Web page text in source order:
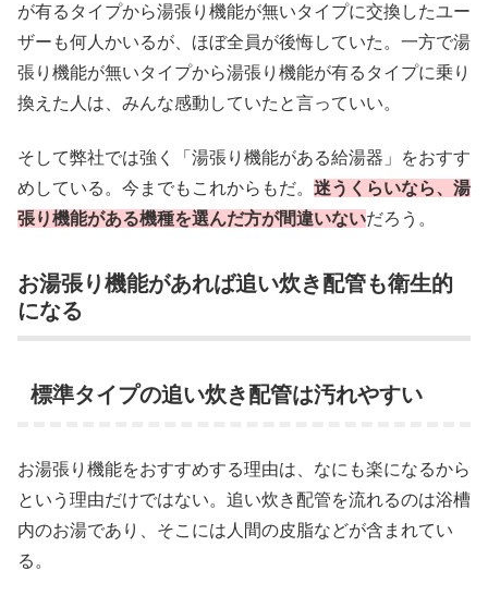
が有るタイプから湯張り機能が無いタイプに交換したユー
ザーも何人かいるが、ほぼ全員が後悔していた。一方で湯
張り機能が無いタイプから湯張り機能が有るタイプに乗り
換えた人は、みんな感動していたと言っていい。
そして弊社では強く「湯張り機能がある給湯器」をおすす
めしている。今までもこれからもだ。 迷うくらいなら、湯
張り機能がある機種を選んだ方が間違いないだろう。
お湯張り機能があれば追い炊き配管も衛生的
になる
標準タイプの追い炊き配管は汚れやすい
お湯張り機能をおすすめする理由は、なにも楽になるから
という理由だけではない。追い炊き配管を流れるのは浴槽
内のお湯であり、そこには人間の皮脂などが含まれてい
る。